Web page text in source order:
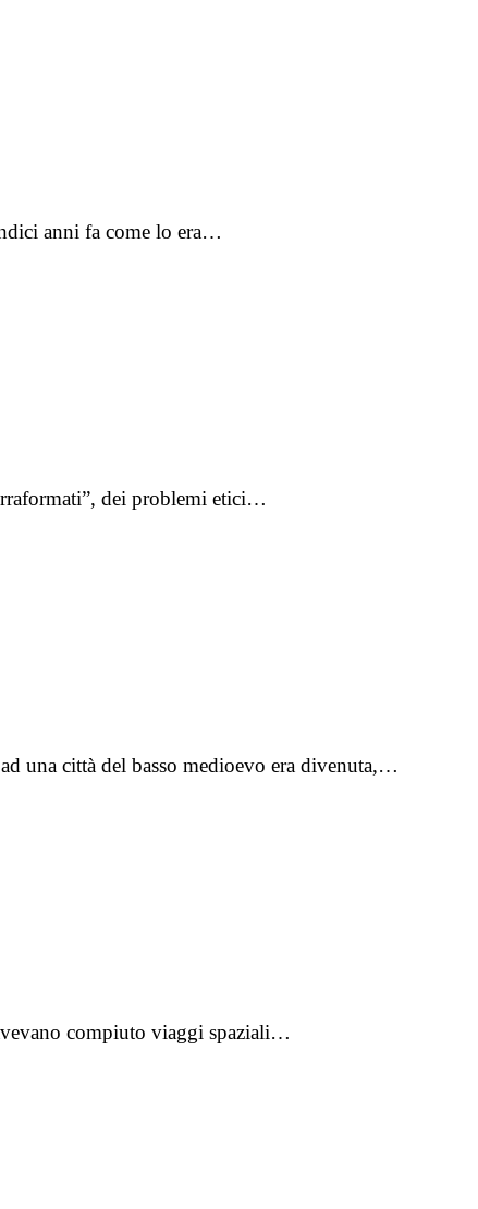
anni fa come lo era…
dei problemi etici…
una città del basso medioevo era divenuta,…
compiuto viaggi spaziali…